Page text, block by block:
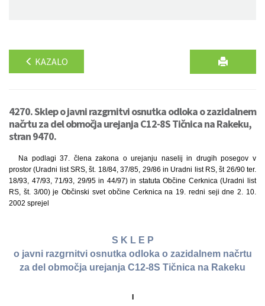
KAZALO
4270. Sklep o javni razgrnitvi osnutka odloka o zazidalnem
načrtu za del območja urejanja C12-8S Tičnica na Rakeku,
stran 9470.
Na podlagi 37. člena zakona o urejanju naselij in drugih posegov v
prostor (Uradni list SRS, št. 18/84, 37/85, 29/86 in Uradni list RS, št 26/90 ter.
18/93, 47/93, 71/93, 29/95 in 44/97) in statuta Občine Cerknica (Uradni list
RS, št. 3/00) je Občinski svet občine Cerknica na 19. redni seji dne 2. 10.
2002 sprejel
S K L E P
o javni razgrnitvi osnutka odloka o zazidalnem načrtu
za del območja urejanja C12-8S Tičnica na Rakeku
I